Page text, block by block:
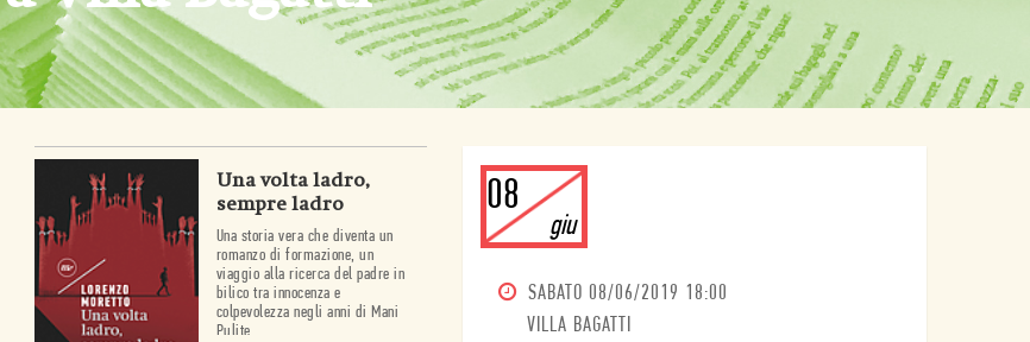
Una volta ladro,
sempre ladro
Una storia vera che diventa un
romanzo di formazione, un
viaggio alla ricerca del padre in
bilico tra innocenza e
colpevolezza negli anni di Mani
Pulite.
08
giu
SABATO 08/06/2019 18:00
VILLA BAGATTI